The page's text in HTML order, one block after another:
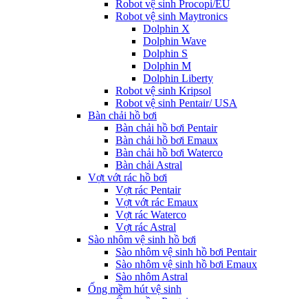
Robot vệ sinh Procopi/EU
Robot vệ sinh Maytronics
Dolphin X
Dolphin Wave
Dolphin S
Dolphin M
Dolphin Liberty
Robot vệ sinh Kripsol
Robot vệ sinh Pentair/ USA
Bàn chải hồ bơi
Bàn chải hồ bơi Pentair
Bàn chải hồ bơi Emaux
Bàn chải hồ bơi Waterco
Bàn chải Astral
Vợt vớt rác hồ bơi
Vợt rác Pentair
Vợt vớt rác Emaux
Vợt rác Waterco
Vợt rác Astral
Sào nhôm vệ sinh hồ bơi
Sào nhôm vệ sinh hồ bơi Pentair
Sào nhôm vệ sinh hồ bơi Emaux
Sào nhôm Astral
Ống mềm hút vệ sinh